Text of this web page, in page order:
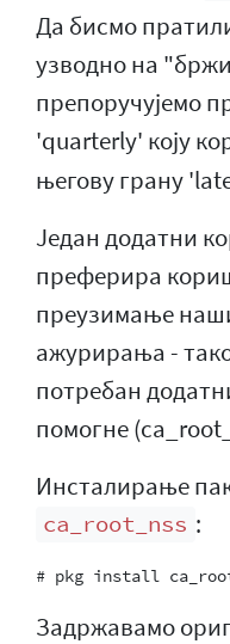
Да бисмо
узводно на
препоручујемо
'quarterly' коју
његову грану
Један додатни
преферира
преузимање
ажурирања -
потребан
помогне
Инсталирање
ca_root_nss :
Задржавамо